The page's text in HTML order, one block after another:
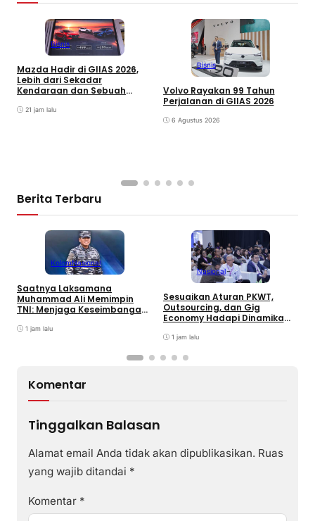
Bisnis
Mazda Hadir di GIIAS 2026,
Lebih dari Sekadar
Kendaraan dan Sebuah
21 jam lalu
Bisnis
Volvo Rayakan 99 Tahun
Perjalanan di GIIAS 2026
6 Agustus 2026
Berita Terbaru
KolomNasional
Saatnya Laksamana
Muhammad Ali Memimpin
TNI: Menjaga Keseimbangan
Antarmatra
1 jam lalu
Nasional
Sesuaikan Aturan PKWT,
Outsourcing, dan Gig
Economy Hadapi Dinamika
1 jam lalu
Komentar
Tinggalkan Balasan
Alamat email Anda tidak akan dipublikasikan. Ruas
yang wajib ditandai *
Komentar *